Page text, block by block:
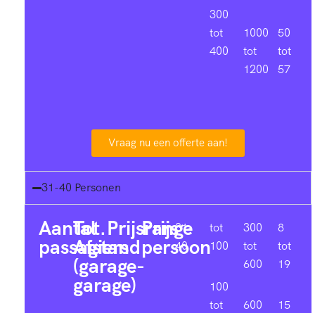
300
tot
400
1000
tot
1200
50
tot
57
Vraag nu een offerte aan!
31-40 Personen
Aantal
passagiers
Tot.
Afstand
(garage-
garage)
Prijsrange
Prijs
persoon
31-
40
tot
100
100
tot
300
tot
600
600
8
tot
19
15